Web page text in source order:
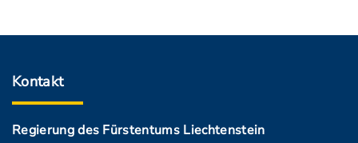
Kontakt
Regierung des Fürstentums Liechtenstein